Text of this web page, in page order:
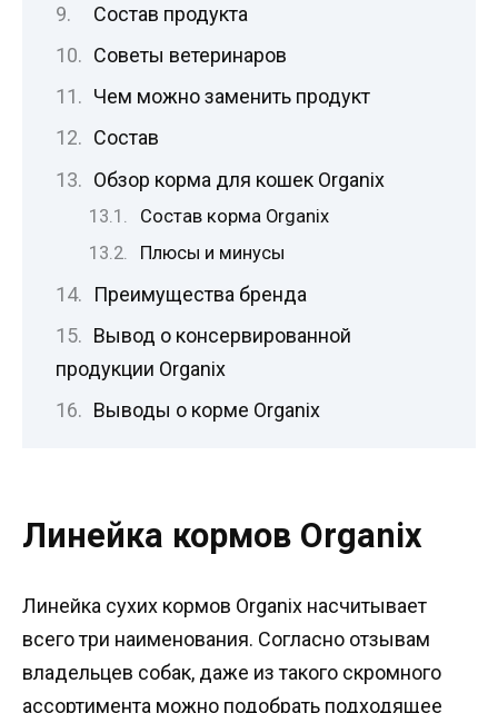
Состав продукта
Советы ветеринаров
Чем можно заменить продукт
Состав
Обзор корма для кошек Organix
Состав корма Organix
Плюсы и минусы
Преимущества бренда
Вывод о консервированной
продукции Organix
Выводы о корме Organix
Линейка кормов Organix
Линейка сухих кормов Organix насчитывает
всего три наименования. Согласно отзывам
владельцев собак, даже из такого скромного
ассортимента можно подобрать подходящее